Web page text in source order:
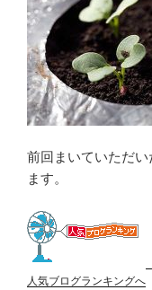
前回まいていただ
ます。
人気ブログランキングへ